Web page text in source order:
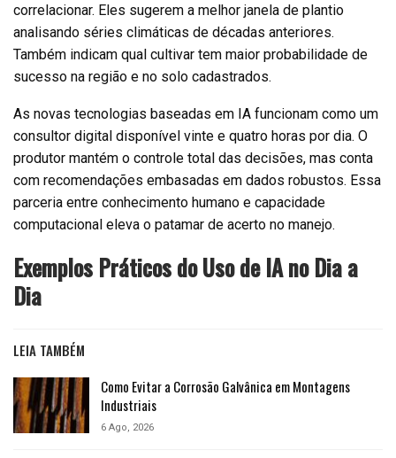
correlacionar. Eles sugerem a melhor janela de plantio
analisando séries climáticas de décadas anteriores.
Também indicam qual cultivar tem maior probabilidade de
sucesso na região e no solo cadastrados.
As novas tecnologias baseadas em IA funcionam como um
consultor digital disponível vinte e quatro horas por dia. O
produtor mantém o controle total das decisões, mas conta
com recomendações embasadas em dados robustos. Essa
parceria entre conhecimento humano e capacidade
computacional eleva o patamar de acerto no manejo.
Exemplos Práticos do Uso de IA no Dia a
Dia
LEIA TAMBÉM
Como Evitar a Corrosão Galvânica em Montagens
Industriais
6 Ago, 2026